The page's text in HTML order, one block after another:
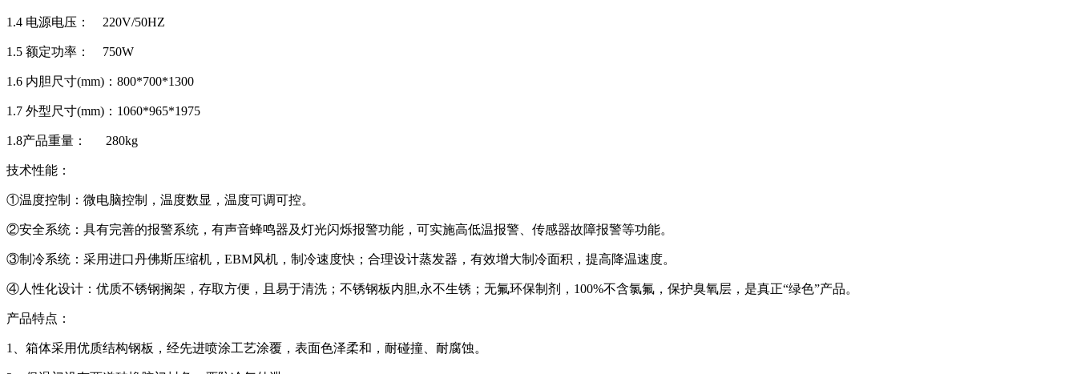
1.4 电源电压： 220V/50HZ
1.5 额定功率： 750W
1.6 内胆尺寸(mm)：800*700*1300
1.7 外型尺寸(mm)：1060*965*1975
1.8产品重量： 280kg
技术性能：
①温度控制：微电脑控制，温度数显，温度可调可控。
②安全系统：具有完善的报警系统，有声音蜂鸣器及灯光闪烁报警功能，可实施高低温报警、传感器故障报警等功能。
③制冷系统：采用进口丹佛斯压缩机，EBM风机，制冷速度快；合理设计蒸发器，有效增大制冷面积，提高降温速度。
④人性化设计：优质不锈钢搁架，存取方便，且易于清洗；不锈钢板内胆,永不生锈；无氟环保制剂，100%不含氯氟，保护臭氧层，是真正“绿色”产品。
产品特点：
1、箱体采用优质结构钢板，经先进喷涂工艺涂覆，表面色泽柔和，耐碰撞、耐腐蚀。